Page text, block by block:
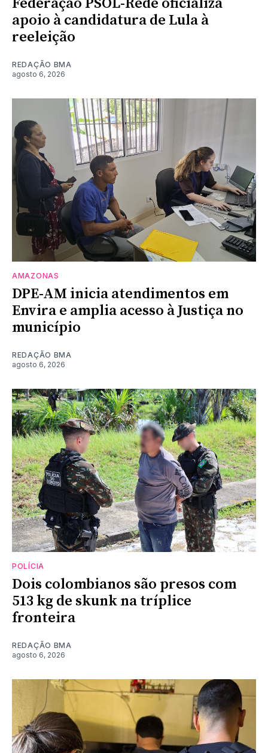
apoio à candidatura de Lula à
reeleição
REDAÇÃO BMA
agosto 6, 2026
AMAZONAS
DPE-AM inicia atendimentos em
Envira e amplia acesso à Justiça no
município
REDAÇÃO BMA
agosto 6, 2026
POLÍCIA
Dois colombianos são presos com
513 kg de skunk na tríplice
fronteira
REDAÇÃO BMA
agosto 6, 2026